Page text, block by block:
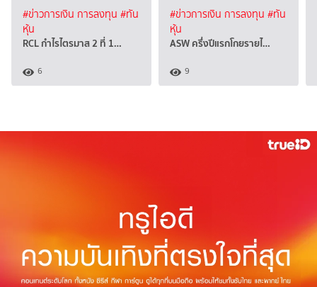
#ข่าวการเงิน การลงทุน #ทัน
หุ้น
RCL กำไรไตรมาส 2 ที่ 1…
6
#ข่าวการเงิน การลงทุน #ทัน
หุ้น
ASW ครึ่งปีแรกโกยรายไ…
9